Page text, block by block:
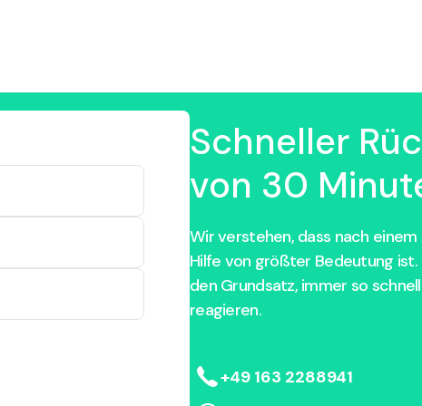
Schneller
von 30
Wir verstehen, dass nach
Hilfe von größter Bedeutung
den Grundsatz, immer so
reagieren.
+49 163 2288941